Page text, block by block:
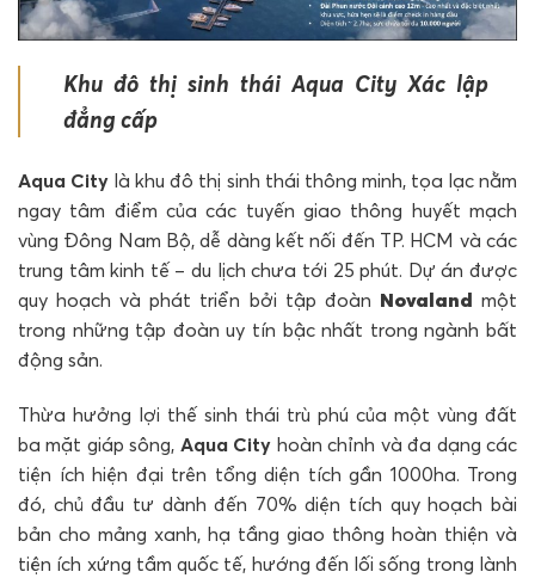
Khu đô thị sinh thái Aqua City Xác lập
đẳng cấp
Aqua City là khu đô thị sinh thái thông minh, tọa lạc nằm
ngay tâm điểm của các tuyến giao thông huyết mạch
vùng Đông Nam Bộ, dễ dàng kết nối đến TP. HCM và các
trung tâm kinh tế – du lịch chưa tới 25 phút. Dự án được
quy hoạch và phát triển bởi tập đoàn Novaland một
trong những tập đoàn uy tín bậc nhất trong ngành bất
động sản.
Thừa hưởng lợi thế sinh thái trù phú của một vùng đất
ba mặt giáp sông, Aqua City hoàn chỉnh và đa dạng các
tiện ích hiện đại trên tổng diện tích gần 1000ha. Trong
đó, chủ đầu tư dành đến 70% diện tích quy hoạch bài
bản cho mảng xanh, hạ tầng giao thông hoàn thiện và
tiện ích xứng tầm quốc tế, hướng đến lối sống trong lành